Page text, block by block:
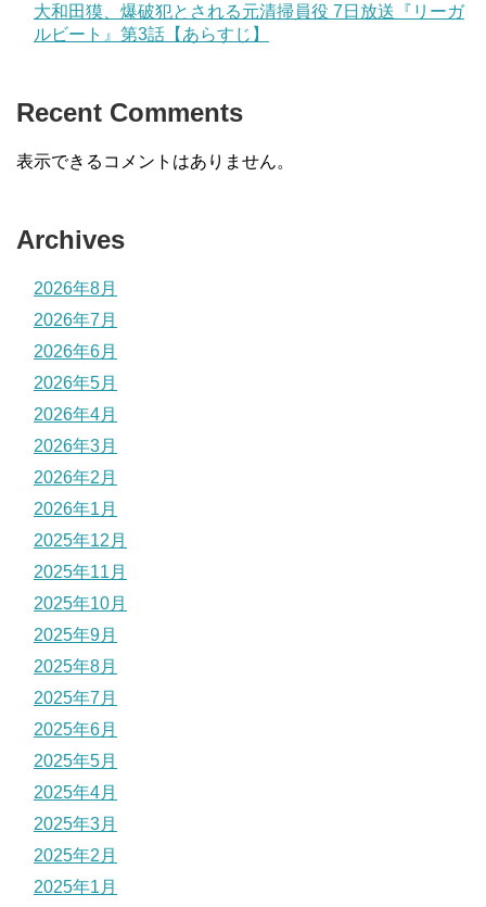
大和田獏、爆破犯とされる元清掃員役 7日放送『リーガ
ルビート』第3話【あらすじ】
Recent Comments
表示できるコメントはありません。
Archives
2026年8月
2026年7月
2026年6月
2026年5月
2026年4月
2026年3月
2026年2月
2026年1月
2025年12月
2025年11月
2025年10月
2025年9月
2025年8月
2025年7月
2025年6月
2025年5月
2025年4月
2025年3月
2025年2月
2025年1月